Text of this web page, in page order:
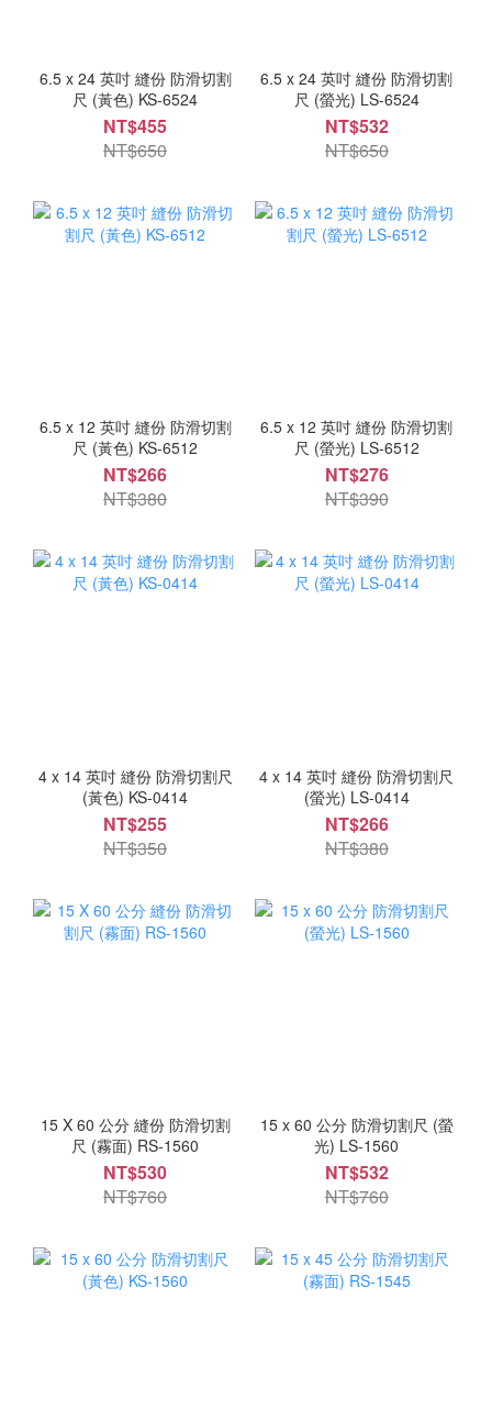
6.5 x 24 英吋 縫份 防滑切割
尺 (黃色) KS-6524
NT$455
NT$650
6.5 x 24 英吋 縫份 防滑切割
尺 (螢光) LS-6524
NT$532
NT$650
6.5 x 12 英吋 縫份 防滑切割
尺 (黃色) KS-6512
NT$266
NT$380
6.5 x 12 英吋 縫份 防滑切割
尺 (螢光) LS-6512
NT$276
NT$390
4 x 14 英吋 縫份 防滑切割尺
(黃色) KS-0414
NT$255
NT$350
4 x 14 英吋 縫份 防滑切割尺
(螢光) LS-0414
NT$266
NT$380
15 X 60 公分 縫份 防滑切割
尺 (霧面) RS-1560
NT$530
NT$760
15 x 60 公分 防滑切割尺 (螢
光) LS-1560
NT$532
NT$760